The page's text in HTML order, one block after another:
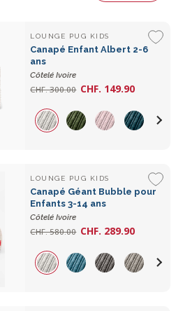
LOUNGE PUG KIDS
Canapé Enfant Albert 2-6
ans
Côtelé Ivoire
CHF. 300.00 CHF. 149.90
LOUNGE PUG KIDS
Canapé Géant Bubble pour
Enfants 3-14 ans
Côtelé Ivoire
CHF. 580.00 CHF. 289.90